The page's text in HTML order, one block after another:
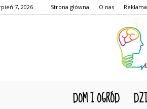
7, 2026 Strona główna O nas Reklama
DOM I OGRÓD